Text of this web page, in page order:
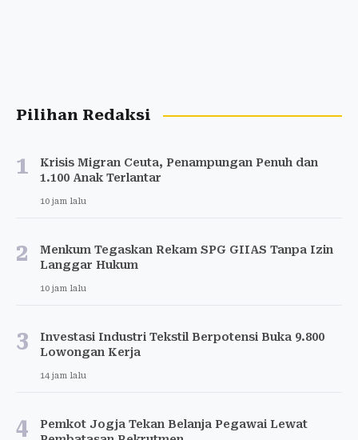
Pilihan Redaksi
1
Krisis Migran Ceuta, Penampungan Penuh dan
1.100 Anak Terlantar
10 jam lalu
2
Menkum Tegaskan Rekam SPG GIIAS Tanpa Izin
Langgar Hukum
10 jam lalu
3
Investasi Industri Tekstil Berpotensi Buka 9.800
Lowongan Kerja
14 jam lalu
4
Pemkot Jogja Tekan Belanja Pegawai Lewat